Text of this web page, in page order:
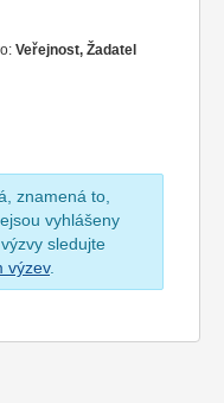
Veřejnost, Žadatel
znamená to,
vyhlášeny
sledujte
výzev.